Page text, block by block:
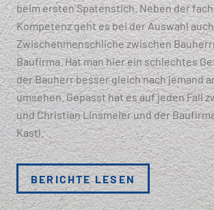
beim ersten Spatenstich. Neben der
Kompetenz geht es bei der Auswahl
Zwischenmenschliche zwischen
Baufirma. Hat man hier ein schlechtes
der Bauherr besser gleich nach jemand
umsehen. Gepasst hat es auf jeden Fall
und Christian Linsmeier und der
Kastl.
BERICHTE LESEN